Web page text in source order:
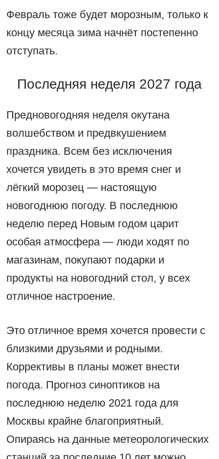
Февраль тоже будет морозным, только к
концу месяца зима начнёт постепенно
отступать.
Последняя неделя 2027 года
Предновогодняя неделя окутана
волшебством и предвкушением
праздника. Всем без исключения
хочется увидеть в это время снег и
лёгкий морозец — настоящую
новогоднюю погоду. В последнюю
неделю перед Новым годом царит
особая атмосфера — люди ходят по
магазинам, покупают подарки и
продукты на новогодний стол, у всех
отличное настроение.
Это отличное время хочется провести с
близкими друзьями и родными.
Коррективы в планы может внести
погода. Прогноз синоптиков на
последнюю неделю 2021 года для
Москвы крайне благоприятный.
Опираясь на данные метеорологических